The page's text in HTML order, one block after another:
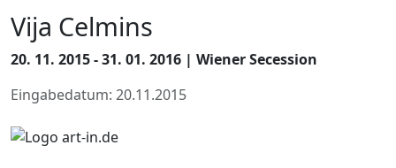
Vija Celmins
20. 11. 2015 - 31. 01. 2016 | Wiener Secession
Eingabedatum: 20.11.2015